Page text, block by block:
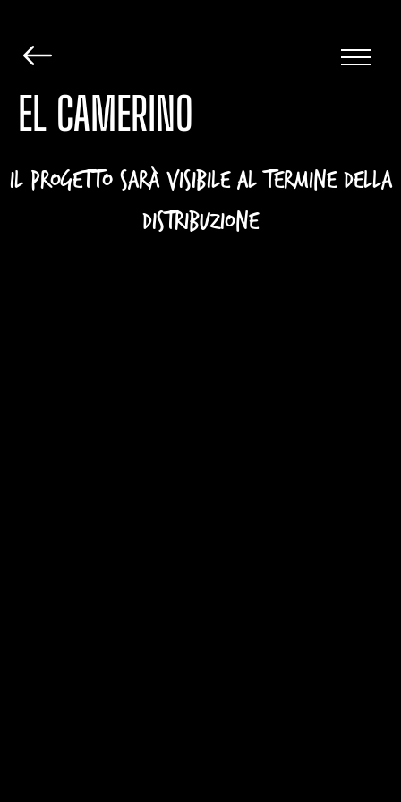
EL CAMERINO
IL PROGETTO SARà VISIBILE Al TERMINE della
DISTRIBUZIONE